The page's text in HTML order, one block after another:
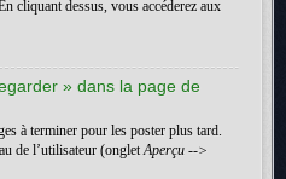
cliquant dessus, vous accéderez aux
» dans la page de
à terminer pour les poster plus tard.
de l’utilisateur (ongletAperçu -->